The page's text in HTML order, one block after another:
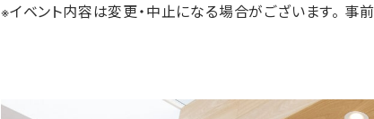
※イベント内容は変更・中止になる場合がございます。 事